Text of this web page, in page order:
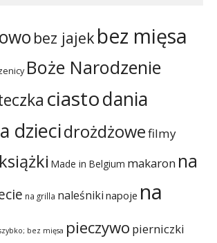
bez jajek bez mięsa
Boże Narodzenie
ciastodania
dziecidrożdżowefilmy
książki Made in Belgium makaron na
na grilla naleśniki napoje na
bez mięsa pieczywo pierniczki